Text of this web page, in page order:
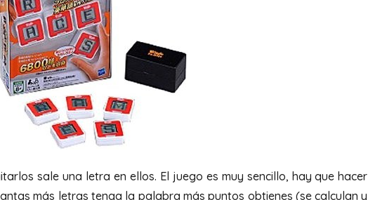
sale una letra en ellos. El juego es muy sencillo, hay que hacer
más letras tenga la palabra más puntos obtienes (se calculan y